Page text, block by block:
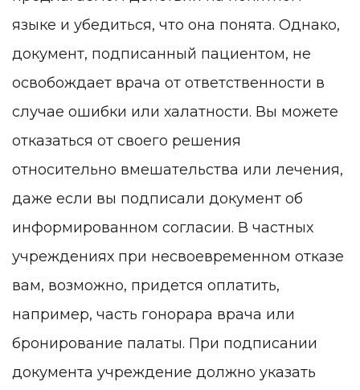
языке и убедиться, что она понята. Однако,
документ, подписанный пациентом, не
освобождает врача от ответственности в
случае ошибки или халатности. Вы можете
отказаться от своего решения
относительно вмешательства или лечения,
даже если вы подписали документ об
информированном согласии. В частных
учреждениях при несвоевременном отказе
вам, возможно, придется оплатить,
например, часть гонорара врача или
бронирование палаты. При подписании
документа учреждение должно указать